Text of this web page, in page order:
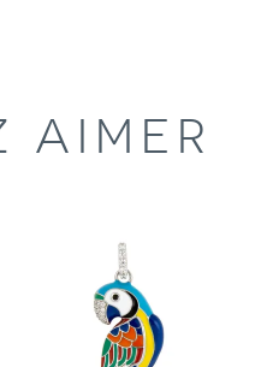
AIMER